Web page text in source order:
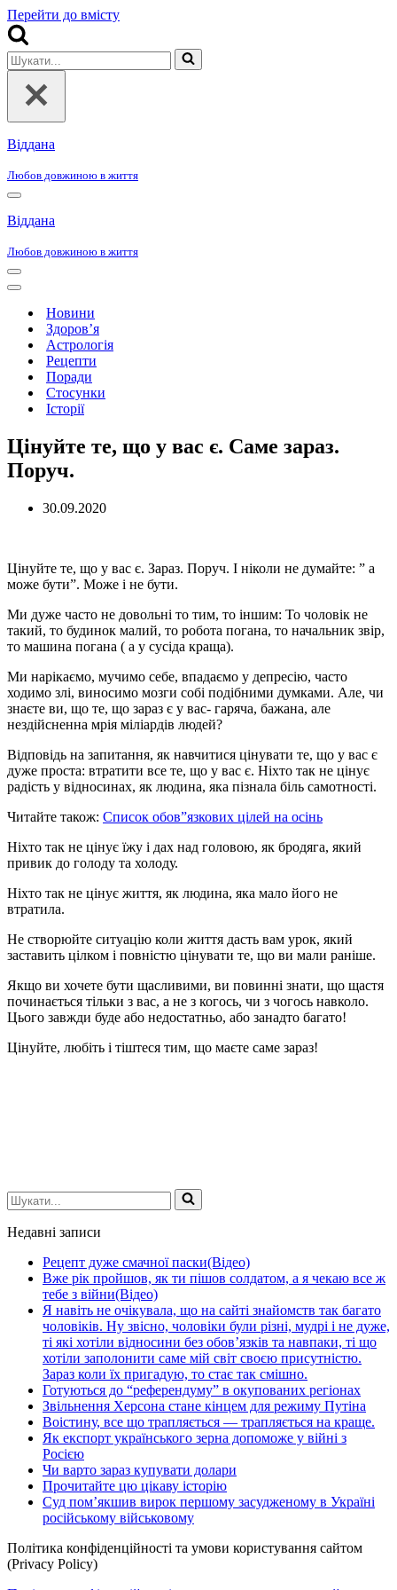
Перейти до вмісту
Шукати...
Віддана
Любов довжиною в життя
Меню
навігації
Віддана
Любов довжиною в життя
Меню
навігації
Меню
навігаціїНовини
Здоров’я
Астрологія
Рецепти
Поради
Стосунки
Історії
Цінуйте те, що у вас є. Саме зараз.
Поруч.
30.09.2020
Цінуйте те, що у вас є. Зараз. Поруч. І ніколи не думайте: ” а
може бути”. Може і не бути.
Ми дуже часто не довольні то тим, то іншим: То чоловік не
такий, то будинок малий, то робота погана, то начальник звір,
то машина погана ( а у сусіда краща).
Ми нарікаємо, мучимо себе, впадаємо у депресію, часто
ходимо злі, виносимо мозги собі подібними думками. Але, чи
знаєте ви, що те, що зараз є у вас- гаряча, бажана, але
нездійсненна мрія міліардів людей?
Відповідь на запитання, як навчитися цінувати те, що у вас є
дуже проста: втратити все те, що у вас є. Ніхто так не цінує
радість у відносинах, як людина, яка пізнала біль самотності.
Читайте також: Список обов”язкових цілей на осінь
Ніхто так не цінує їжу і дах над головою, як бродяга, який
привик до голоду та холоду.
Ніхто так не цінує життя, як людина, яка мало його не
втратила.
Не створюйте ситуацію коли життя дасть вам урок, який
заставить цілком і повністю цінувати те, що ви мали раніше.
Якщо ви хочете бути щасливими, ви повинні знати, що щастя
починається тільки з вас, а не з когось, чи з чогось навколо.
Цього завжди буде або недостатньо, або занадто багато!
Цінуйте, любіть і тіштеся тим, що маєте саме зараз!
Шукати...
Недавні записи
Рецепт дуже смачної паски(Відео)
Вже рік пройшов, як ти пішов солдатом, а я чекаю все ж
тебе з війни(Відео)
Я навіть не очікувала, що на сайті знайомств так багато
чоловіків. Ну звісно, чоловіки були різні, мудрі і не дуже,
ті які хотіли відносини без обов’язків та навпаки, ті що
хотіли заполонити саме мій світ своєю присутністю.
Зараз коли їх пригадую, то стає так смішно.
Готуються до “референдуму” в окупованих регіонах
Звільнення Херсона стане кінцем для режиму Путіна
Воістину, все що трапляється — трапляється на краще.
Як експорт українського зерна допоможе у війні з
Росією
Чи варто зараз купувати долари
Прочитайте цю цікаву історію
Суд пом’якшив вирок першому засудженому в Україні
російському військовому
Політика конфіденційності та умови користування сайтом
(Privacy Policy)